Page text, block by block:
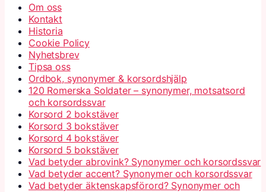
Om oss
Kontakt
Historia
Cookie Policy
Nyhetsbrev
Tipsa oss
Ordbok, synonymer & korsordshjälp
120 Romerska Soldater – synonymer, motsatsord
och korsordssvar
Korsord 2 bokstäver
Korsord 3 bokstäver
Korsord 4 bokstäver
Korsord 5 bokstäver
Vad betyder abrovink? Synonymer och korsordssvar
Vad betyder accent? Synonymer och korsordssvar
Vad betyder äktenskapsförord? Synonymer och